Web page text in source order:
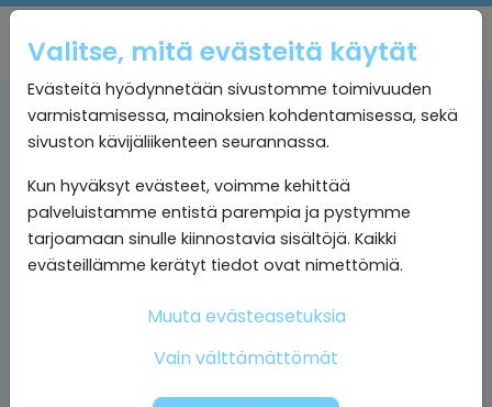
Valitse, mitä evästeitä käytät
Evästeitä hyödynnetään sivustomme toimivuuden
varmistamisessa, mainoksien kohdentamisessa, sekä
sivuston kävijäliikenteen seurannassa.
Kun hyväksyt evästeet, voimme kehittää
palveluistamme entistä parempia ja pystymme
tarjoamaan sinulle kiinnostavia sisältöjä. Kaikki
evästeillämme kerätyt tiedot ovat nimettömiä.
Muuta evästeasetuksia
Vain välttämättömät